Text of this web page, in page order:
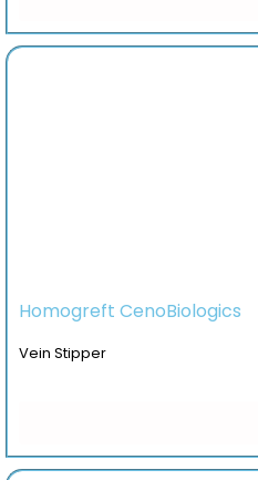
Homogreft CenoBiologics
Vein Stipper